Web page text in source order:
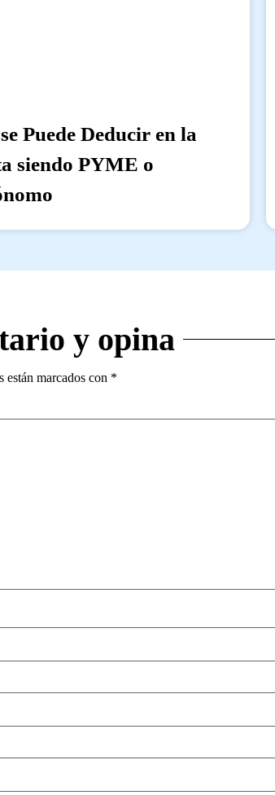
Puede Deducir en la
siendo PYME o
y opina
marcados con *